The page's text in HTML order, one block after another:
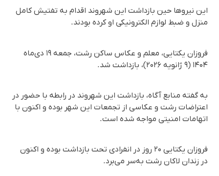
این نیروها حین بازداشت این شهروند اقدام به تفتیش کامل
منزل و ضبط لوازم الکترونیکی او کرده بودند.
فروزان یکتایی، معلم و عکاس ساکن رشت، جمعه ۱۹ دی‌ماه
۱۴۰۴ (۹ ژانویه ۲۰۲۶)، بازداشت شد.
به گفته منابع آگاه، بازداشت این شهروند در رابطه با حضور در
اعتراضات رشت و عکاسی از تجمعات این شهر بوده و اکنون با
اتهامات امنیتی مواجه شده است.
فروزان یکتایی ۲۰ روز در انفرادی تحت بازداشت بوده و اکنون
در زندان لاکان رشت به‌سر می‌برد.